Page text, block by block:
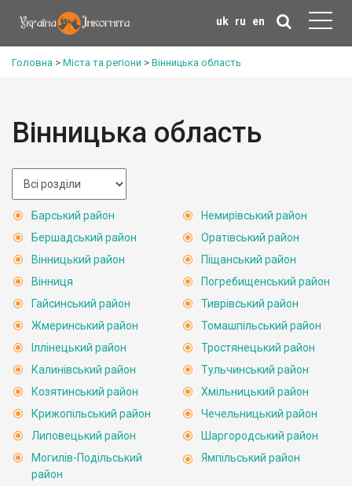
uk ru en
Головна > Міста та регіони > Вінницька область
Вінницька область
Барський район
Бершадський район
Вінницький район
Вінниця
Гайсинський район
Жмеринський район
Іллінецький район
Калинівський район
Козятинський район
Крижопільський район
Липовецький район
Могилів-Подільський
район
Немирівський район
Оратівський район
Піщанський район
Погребищенський район
Тиврівський район
Томашпільський район
Тростянецький район
Тульчинський район
Хмільницький район
Чечельницький район
Шаргородський район
Ямпільський район